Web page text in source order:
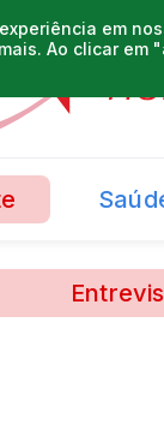
em
Ao clicar em